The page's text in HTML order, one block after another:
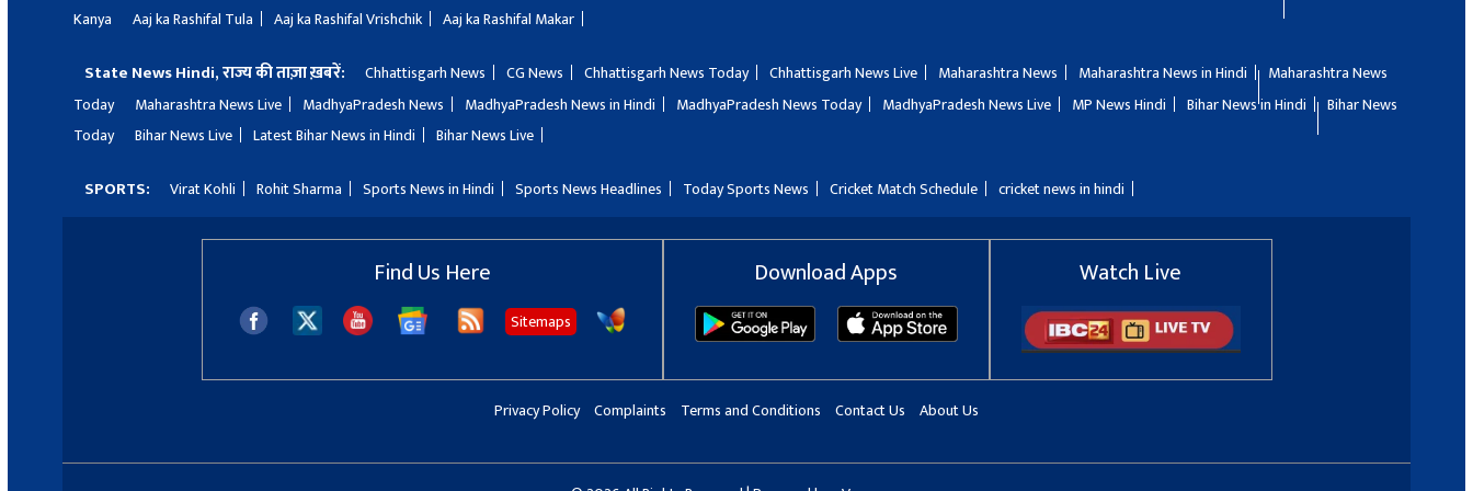
Kanya
Aaj ka Rashifal Tula Aaj ka Rashifal Vrishchik Aaj ka Rashifal Makar
State News Hindi, राज्य की ताज़ा ख़बरें: Chhattisgarh News CG News Chhattisgarh News Today Chhattisgarh News Live Maharashtra News Maharashtra News in Hindi
Maharashtra News
Today
Maharashtra News Live MadhyaPradesh News MadhyaPradesh News in Hindi MadhyaPradesh News Today MadhyaPradesh News Live MP News Hindi Bihar News in Hindi
Bihar News
Today
Bihar News Live Latest Bihar News in Hindi Bihar News Live
SPORTS: Virat Kohli Rohit Sharma Sports News in Hindi Sports News Headlines Today Sports News Cricket Match Schedule cricket news in hindi
Find Us Here
Sitemaps
Download Apps Watch Live
Privacy Policy Complaints Terms and Conditions Contact Us About Us